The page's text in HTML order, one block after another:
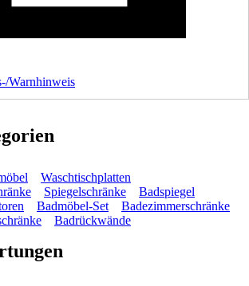
Warnhinweis
Waschtischplatten
Spiegelschränke
Badspiegel
Badmöbel-Set
Badezimmerschränke
Badrückwände